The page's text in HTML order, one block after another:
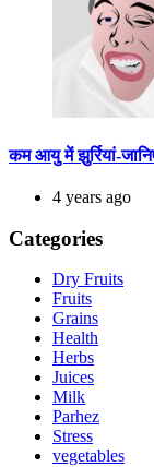
कम आयु में झुर्रियां-
4 years ago
Categories
Dry Fruits
Fruits
Grains
Health
Herbs
Juices
Milk
Parhez
Stress
vegetables